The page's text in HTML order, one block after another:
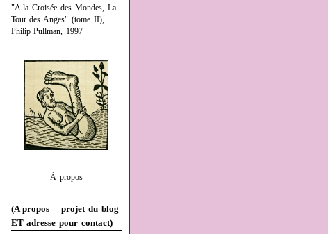
"A la Croisée des Mondes, La
Tour des Anges" (tome II),
Philip Pullman, 1997
À propos
(A propos = projet du blog
ET adresse pour contact)